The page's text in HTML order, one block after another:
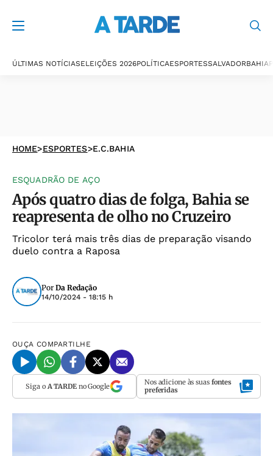
ÚLTIMAS NOTÍCIASELEIÇÕES 2026POLÍTICAESPORTESSALVADORBAHIA
HOME>ESPORTES>E.C.BAHIA
ESQUADRÃO DE AÇO
Após quatro dias de folga, Bahia se
reapresenta de olho no Cruzeiro
Tricolor terá mais três dias de preparação visando
duelo contra a Raposa
Por Da Redação
14/10/2024 - 18:15 h
OUÇA COMPARTILHE
Siga o A TARDEno Google Nos adicione às suas fontes
preferidas